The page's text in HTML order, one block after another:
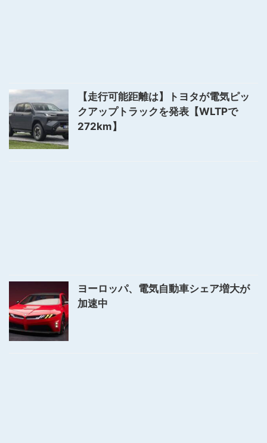
【走行可能距離は】トヨタが電気ピッ
クアップトラックを発表【WLTPで
272km】
ヨーロッパ、電気自動車シェア増大が
加速中